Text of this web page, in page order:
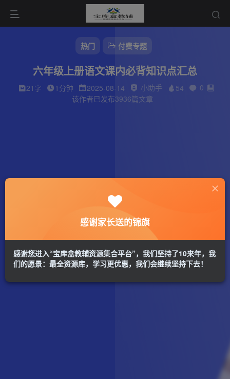
热门 付费专题
六年级上册语文课内必背知识点汇总
21字 1分钟 2025-08-14 小助手 54
0
该作者已发布3936篇文章
感谢家长送的锦旗
感谢您进入“宝库盒教辅资源集合平台”，我们坚持了10来年，我
们的愿景：最全资源库，学习更优惠，我们会继续坚持下去！